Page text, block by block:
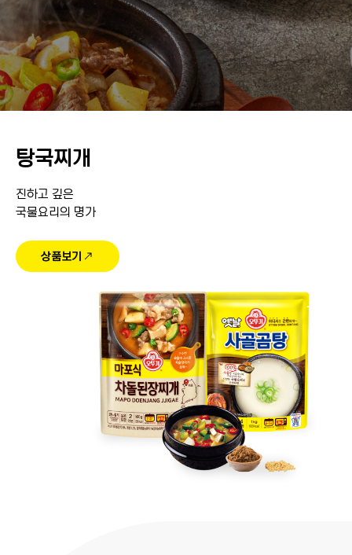
탕국찌개
진하고 깊은
국물요리의 명가
상품보기